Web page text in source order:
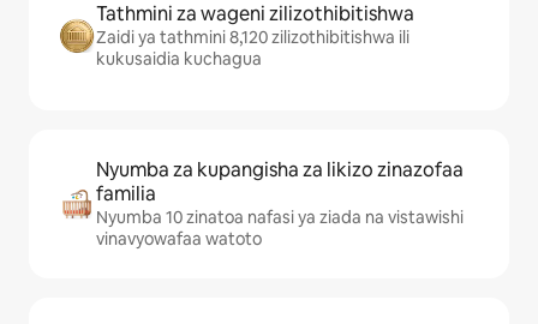
Tathmini za wageni zilizothibitishwa
Zaidi ya tathmini 8,120 zilizothibitishwa ili
kukusaidia kuchagua
Nyumba za kupangisha za likizo zinazofaa
familia
Nyumba 10 zinatoa nafasi ya ziada na vistawishi
vinavyowafaa watoto